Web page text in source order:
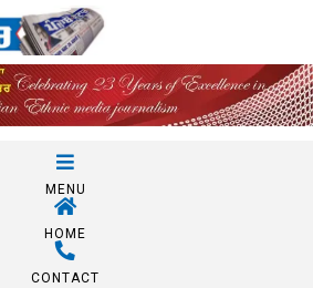
MENU
HOME
CONTACT